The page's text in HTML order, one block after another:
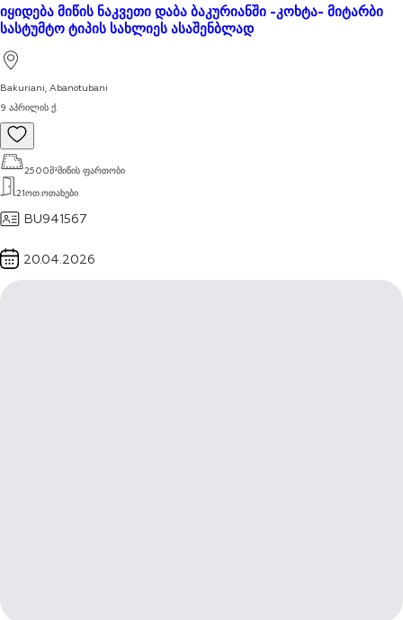
ყველას ნახვა
იყიდება მიწის ნაკვეთი დაბა ბაკურიანში -კოხტა- მიტარბი
სასტუმტო ტიპის სახლიეს ასაშენბლად
Bakuriani, Abanotubani
9 აპრილის ქ.
2500მ²მიწის ფართობი
21ოთ.ოთახები
BU941567
20.04.2026